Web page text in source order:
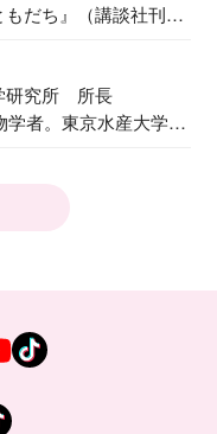
だち』（講談社刊）
研究所 所長
学者。東京水産大学卒